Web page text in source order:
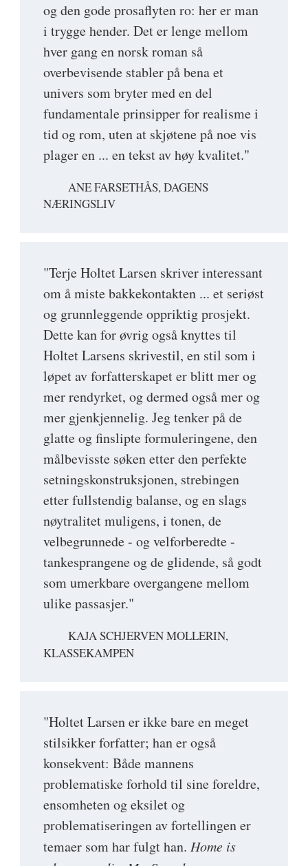
og den gode prosaflyten ro: her er man
i trygge hender. Det er lenge mellom
hver gang en norsk roman så
overbevisende stabler på bena et
univers som bryter med en del
fundamentale prinsipper for realisme i
tid og rom, uten at skjøtene på noe vis
plager en ... en tekst av høy kvalitet."
ANE FARSETHÅS, DAGENS
NÆRINGSLIV
"Terje Holtet Larsen skriver interessant
om å miste bakkekontakten ... et seriøst
og grunnleggende oppriktig prosjekt.
Dette kan for øvrig også knyttes til
Holtet Larsens skrivestil, en stil som i
løpet av forfatterskapet er blitt mer og
mer rendyrket, og dermed også mer og
mer gjenkjennelig. Jeg tenker på de
glatte og finslipte formuleringene, den
målbevisste søken etter den perfekte
setningskonstruksjonen, strebingen
etter fullstendig balanse, og en slags
nøytralitet muligens, i tonen, de
velbegrunnede - og velforberedte -
tankesprangene og de glidende, så godt
som umerkbare overgangene mellom
ulike passasjer."
KAJA SCHJERVEN MOLLERIN,
KLASSEKAMPEN
"Holtet Larsen er ikke bare en meget
stilsikker forfatter; han er også
konsekvent: Både mannens
problematiske forhold til sine foreldre,
ensomheten og eksilet og
problematiseringen av fortellingen er
temaer som har fulgt han. Home is